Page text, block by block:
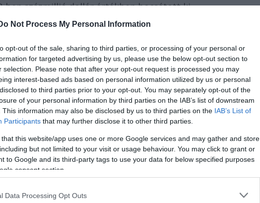
Not Process My Personal Information
opt-out of the sale, sharing to third parties, or processing of your personal or
for targeted advertising by us, please use the below opt-out section to
selection. Please note that after your opt-out request is processed you may
interest-based ads based on personal information utilized by us or personal
to third parties prior to your opt-out. You may separately opt-out of the
of your personal information by third parties on the IAB’s list of downstream
This information may also be disclosed by us to third parties on the IAB’s List of
Participants that may further disclose it to other third parties.
that this website/app uses one or more Google services and may gather and store
but not limited to your visit or usage behaviour. You may click to grant or
to Google and its third-party tags to use your data for below specified purposes
consent section.
Data Processing Opt Outs
ben százmillió dollár értékben bocsátott ki
A Moody's azonban arra figyelmeztetett, hogy akár